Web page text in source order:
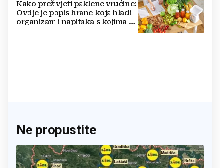
Kako preživjeti paklene vrućine:
Ovdje je popis hrane koja hladi
organizam i napitaka s kojima si
Ne propustite